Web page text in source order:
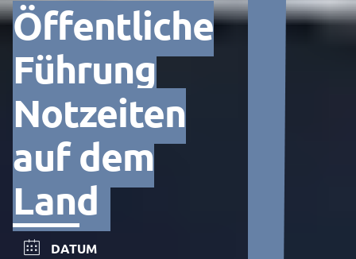
Öffentliche
Führung
Notzeiten
auf dem
Land
DATUM